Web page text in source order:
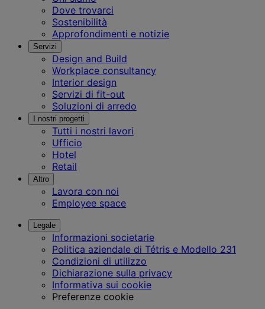
Dove trovarci
Sostenibilità
Approfondimenti e notizie
Servizi
Design and Build
Workplace consultancy
Interior design
Servizi di fit-out
Soluzioni di arredo
I nostri progetti
Tutti i nostri lavori
Ufficio
Hotel
Retail
Altro
Lavora con noi
Employee space
Legale
Informazioni societarie
Politica aziendale di Tétris e Modello 231
Condizioni di utilizzo
Dichiarazione sulla privacy
Informativa sui cookie
Preferenze cookie